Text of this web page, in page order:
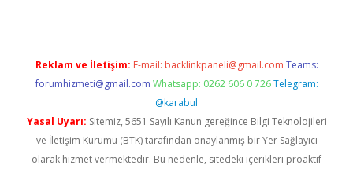
Reklam ve İletişim: E-mail: backlinkpaneli@gmail.com Teams:
forumhizmeti@gmail.com Whatsapp: 0262 606 0 726 Telegram:
@karabul
Yasal Uyarı: Sitemiz, 5651 Sayılı Kanun gereğince Bilgi Teknolojileri
ve İletişim Kurumu (BTK) tarafından onaylanmış bir Yer Sağlayıcı
olarak hizmet vermektedir. Bu nedenle, sitedeki içerikleri proaktif